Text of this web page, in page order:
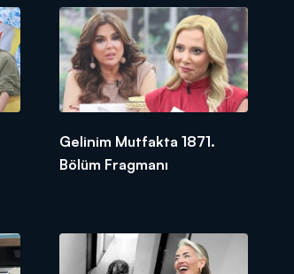
Gelinim Mutfakta 1871.
Bölüm Fragmanı